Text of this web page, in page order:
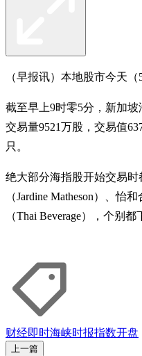
（早报讯）本地股市今天（
截至早上9时零5分，新加
交易量9521万股，交易值
只。
绝大部分海指股开始交易
（Jardine Matheson）、怡
（Thai Beverage），个别都
财经即时海峡时报指数开盘
上一篇